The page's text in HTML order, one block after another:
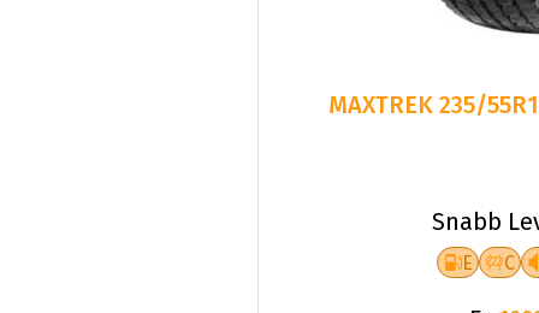
MAXTREK 235/
Snabb
E C